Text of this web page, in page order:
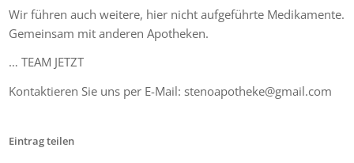
Wir führen auch weitere, hier nicht aufgeführte Medikamente.
Gemeinsam mit anderen Apotheken.
… TEAM JETZT
Kontaktieren Sie uns per E-Mail: stenoapotheke@gmail.com
Eintrag teilen